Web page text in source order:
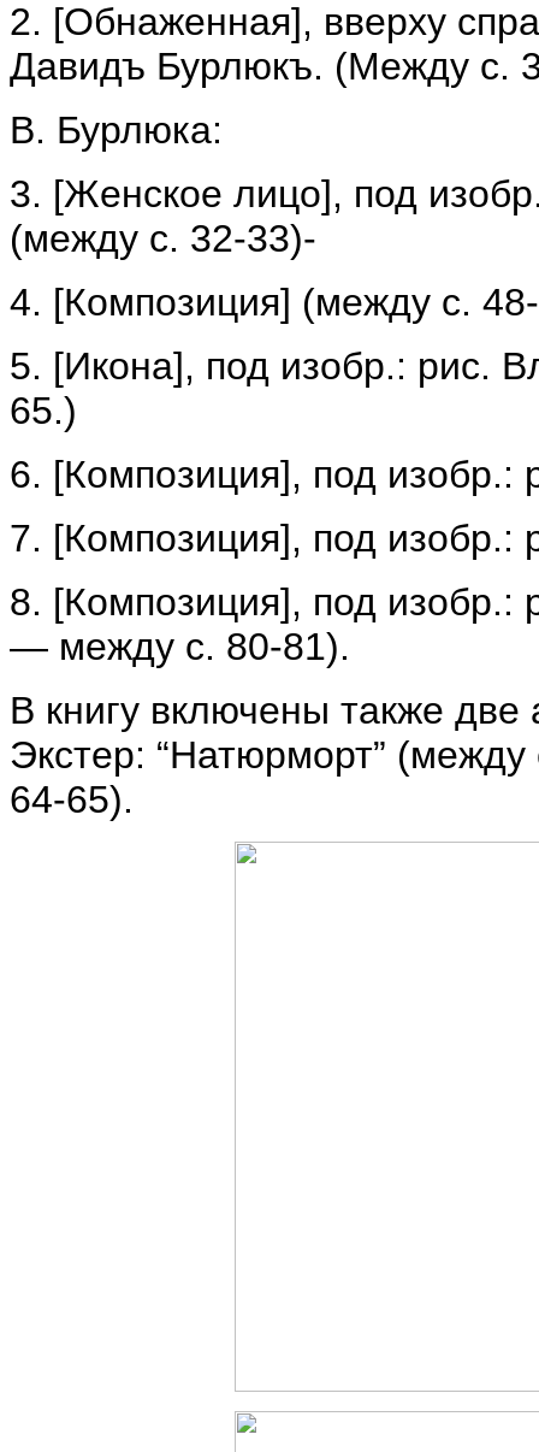
2. [Обнаженная], вверху
Давидъ Бурлюкъ. (Между с.
В. Бурлюка:
3. [Женское лицо], под
(между с. 32-33)-
4. [Композиция] (между с.
5. [Икона], под изобр.: рис.
65.)
6. [Композиция], под изобр.:
7. [Композиция], под
8. [Композиция], под
— между с. 80-81).
В книгу включены также
Экстер: “Натюрморт”
64-65).